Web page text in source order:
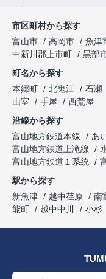
市区町村から探す
富山市
高岡市 魚津
中新川郡上市町
黒部
町名から探す
本郷町
北鬼江 石瀬
山室
手屋
西荒屋
沿線から探す
富山地方鉄道本線
あ
富山地方鉄道上滝線
富山地方鉄道１系統
駅から探す
新魚津
越中荏原 南
能町
越中中川 小杉